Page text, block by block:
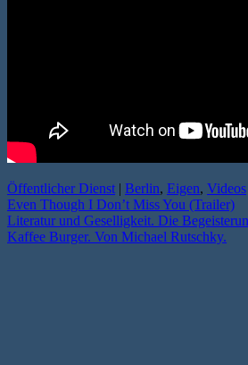
Öffentlicher Dienst | Berlin, Eigen, Videos
Even Though I Don’t Miss You (Trailer)
Literatur und Geselligkeit. Die
Kaffee Burger. Von Michael Rutschky.